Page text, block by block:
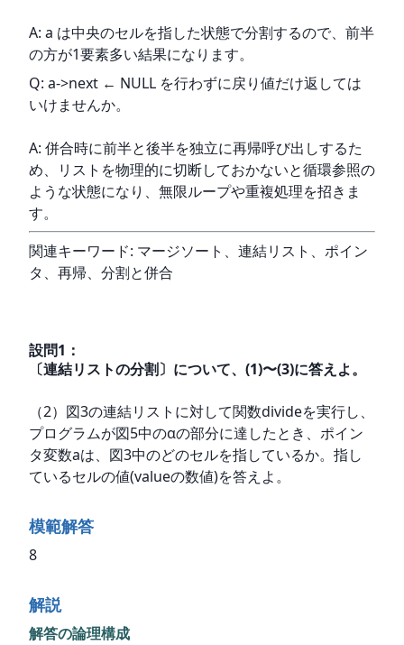
A: a は中央のセルを指した状態で分割するので、前半
の方が1要素多い結果になります。
Q: a->next ← NULL を行わずに戻り値だけ返しては
いけませんか。
A: 併合時に前半と後半を独立に再帰呼び出しするた
め、リストを物理的に切断しておかないと循環参照の
ような状態になり、無限ループや重複処理を招きま
す。
関連キーワード: マージソート、連結リスト、ポイン
タ、再帰、分割と併合
設問1 ：
〔連結リストの分割〕について、(1)〜(3)に答えよ。
（2）図3の連結リストに対して関数divideを実行し、
プログラムが図5中のαの部分に達したとき、ポイン
タ変数aは、図3中のどのセルを指しているか。指し
ているセルの値(valueの数値)を答えよ。
模範解答
8
解説
解答の論理構成